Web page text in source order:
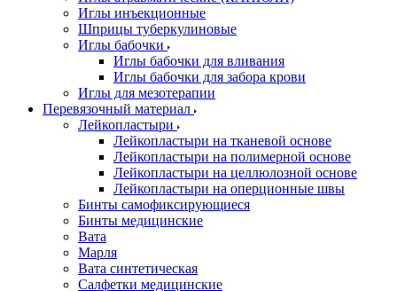
Иглы инъекционные
Шприцы туберкулиновые
Иглы бабочки
Иглы бабочки для вливания
Иглы бабочки для забора крови
Иглы для мезотерапии
Перевязочный материал
Лейкопластыри
Лейкопластыри на тканевой основе
Лейкопластыри на полимерной основе
Лейкопластыри на целлюлозной основе
Лейкопластыри на оперционные швы
Бинты самофиксирующиеся
Бинты медицинские
Вата
Марля
Вата синтетическая
Салфетки медицинские